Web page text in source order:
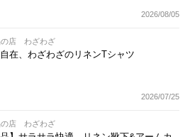
2026/08/05
の店 わざわざ
在、わざわざのリネンTシャツ
2026/07/25
の店 わざわざ